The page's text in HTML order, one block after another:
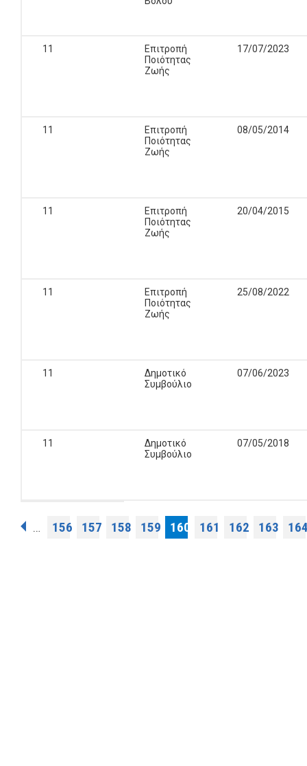
11
Επιτροπή
Ποιότητας
Ζωής
17/07/2023
11
Επιτροπή
Ποιότητας
Ζωής
08/05/2014
11
Επιτροπή
Ποιότητας
Ζωής
20/04/2015
11
Επιτροπή
Ποιότητας
Ζωής
25/08/2022
11
Δημοτικό
Συμβούλιο
07/06/2023
11
Δημοτικό
Συμβούλιο
07/05/2018
Σελίδες
… 156 157 158 159 160 161 162 163